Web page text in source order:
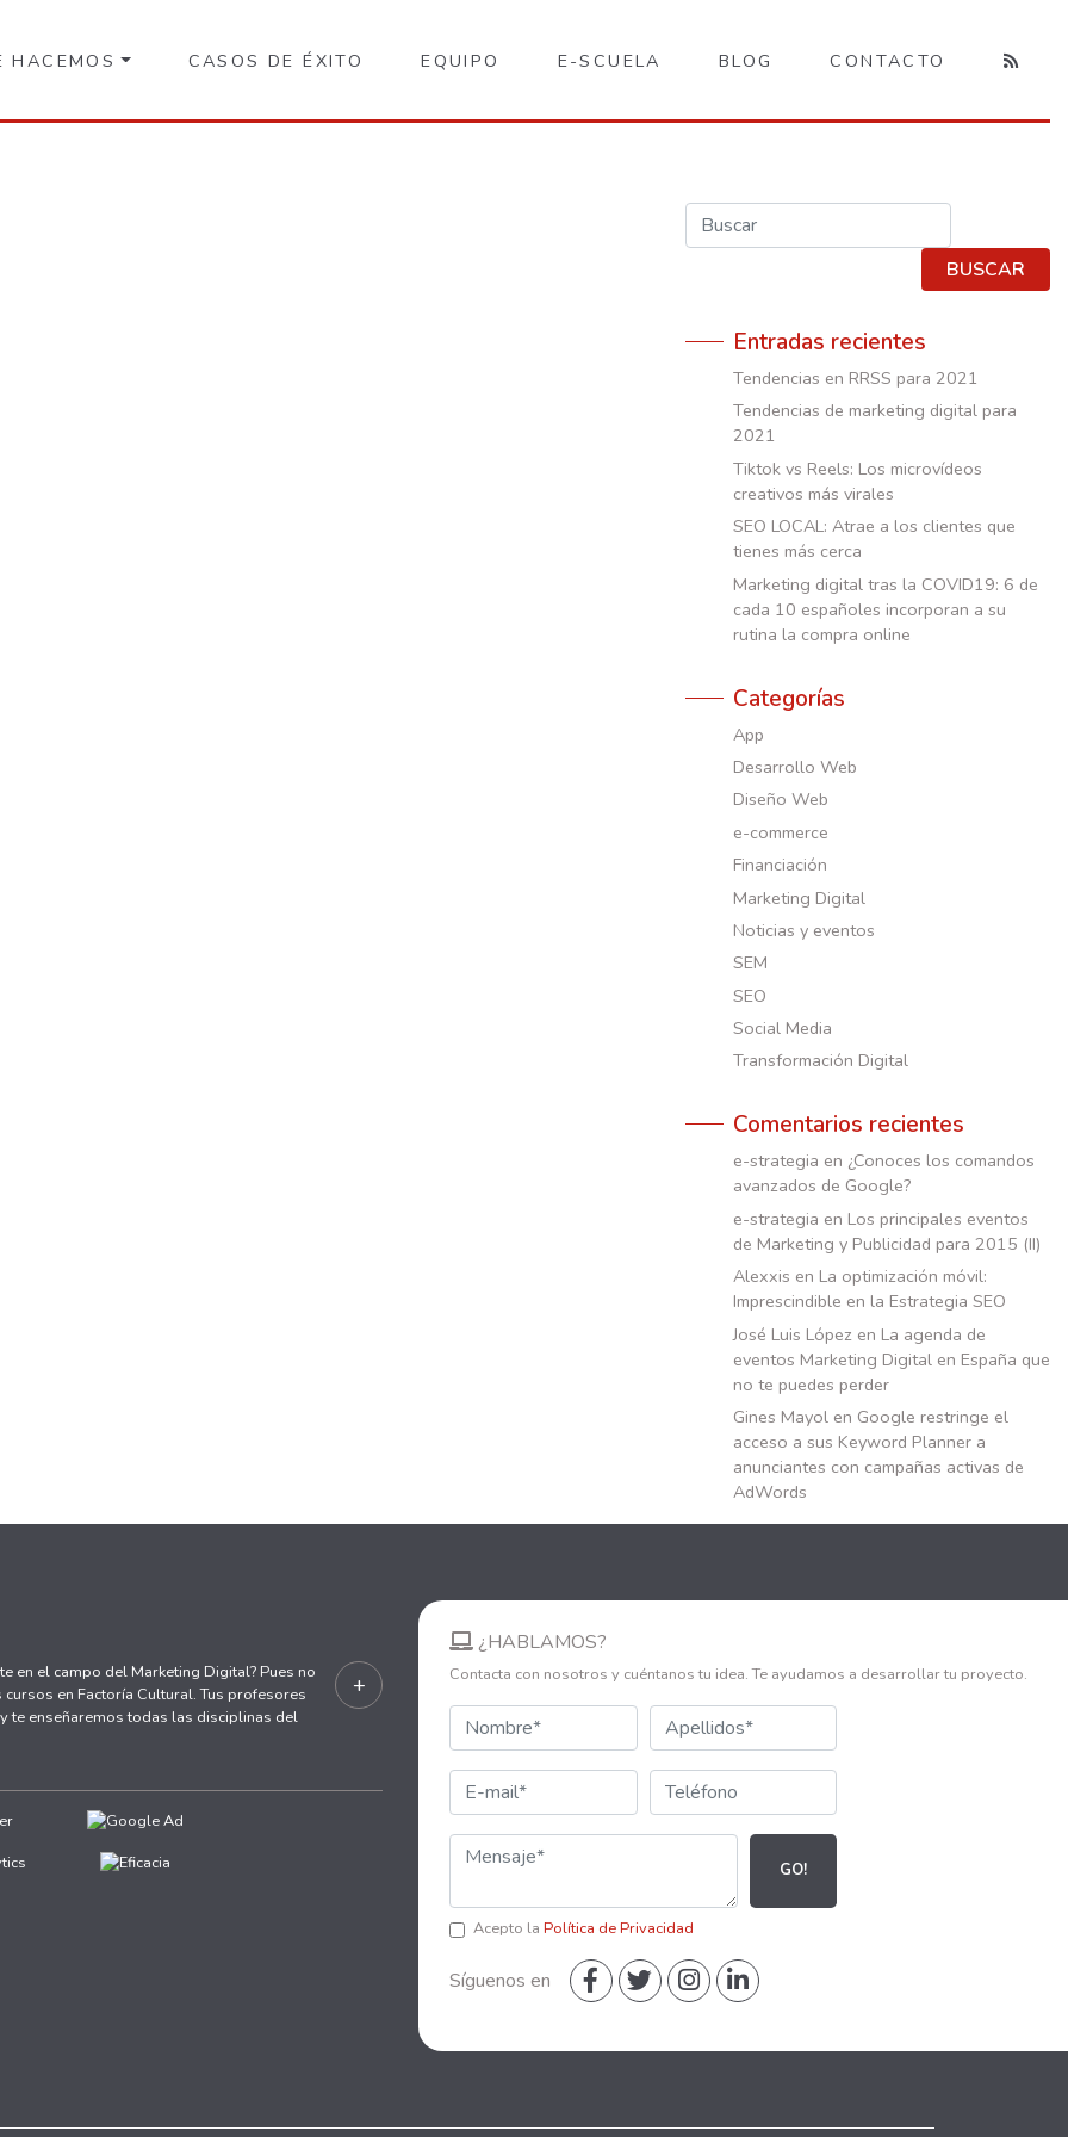
HACEMOS CASOS DE ÉXITO EQUIPO E-SCUELA BLOG CONTACTO
Buscar
BUSCAR
Entradas recientes
Tendencias en RRSS para 2021
Tendencias de marketing digital para
2021
Tiktok vs Reels: Los microvídeos
creativos más virales
SEO LOCAL: Atrae a los clientes que
tienes más cerca
Marketing digital tras la COVID19: 6 de
cada 10 españoles incorporan a su
rutina la compra online
Categorías
App
Desarrollo Web
Diseño Web
e-commerce
Financiación
Marketing Digital
Noticias y eventos
SEM
SEO
Social Media
Transformación Digital
Comentarios recientes
e-strategia en ¿Conoces los comandos
avanzados de Google?
e-strategia en Los principales eventos
de Marketing y Publicidad para 2015 (II)
Alexxis en La optimización móvil:
Imprescindible en la Estrategia SEO
José Luis López en La agenda de
eventos Marketing Digital en España que
no te puedes perder
Gines Mayol en Google restringe el
acceso a sus Keyword Planner a
anunciantes con campañas activas de
AdWords
en el campo del Marketing Digital? Pues no
en Factoría Cultural. Tus profesores
te enseñaremos todas las disciplinas del
+
¿HABLAMOS?
Contacta con nosotros y cuéntanos tu idea. Te ayudamos a desarrollar tu proyecto.
GO!
Acepto la Política de Privacidad
Síguenos en